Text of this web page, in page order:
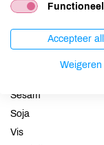
Lupine
Schaaldieren
Sesam
Soja
Vis
Functioneel
Accepteer
Weigeren